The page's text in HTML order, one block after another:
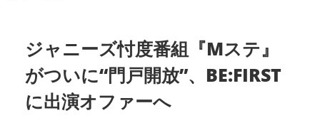
ジャニーズ忖度番組『Mステ』
がついに“門戸開放”、BE:FIRST
に出演オファーへ